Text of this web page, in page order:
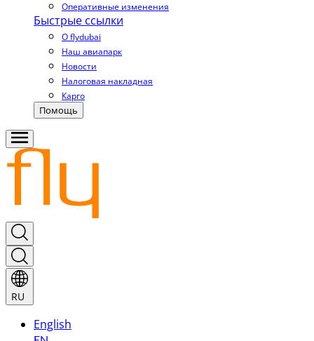
Оперативные изменения
Быстрые ссылки
О flydubai
Наш авиапарк
Новости
Налоговая накладная
Карго
Помощь
RU
English